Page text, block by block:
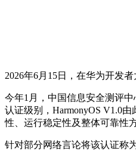
2026年6月15日，在华为开发
今年1月，中国信息安全测评
认证级别，HarmonyOS V1.0
性、运行稳定性及整体可靠性
针对部分网络言论将该认证称